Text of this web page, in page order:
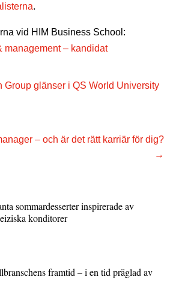
.
vid HIM Business School:
management – kandidat
Group glänser i QS World University
– och är det rätt karriär för dig?
→
sommardesserter inspirerade av
konditorer
framtid – i en tid präglad av